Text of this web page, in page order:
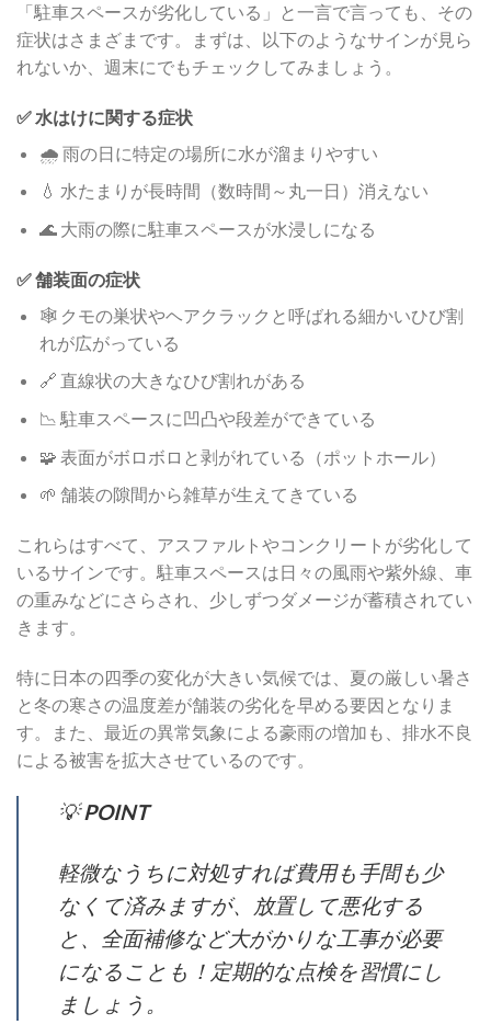
「駐車スペースが劣化している」と一言で言っても、その
症状はさまざまです。まずは、以下のようなサインが見ら
れないか、週末にでもチェックしてみましょう。
✅ 水はけに関する症状
🌧️ 雨の日に特定の場所に水が溜まりやすい
💧 水たまりが長時間（数時間～丸一日）消えない
🌊 大雨の際に駐車スペースが水浸しになる
✅ 舗装面の症状
🕸️ クモの巣状やヘアクラックと呼ばれる細かいひび割
れが広がっている
🔗 直線状の大きなひび割れがある
📉 駐車スペースに凹凸や段差ができている
🧩 表面がボロボロと剥がれている（ポットホール）
🌱 舗装の隙間から雑草が生えてきている
これらはすべて、アスファルトやコンクリートが劣化して
いるサインです。駐車スペースは日々の風雨や紫外線、車
の重みなどにさらされ、少しずつダメージが蓄積されてい
きます。
特に日本の四季の変化が大きい気候では、夏の厳しい暑さ
と冬の寒さの温度差が舗装の劣化を早める要因となりま
す。また、最近の異常気象による豪雨の増加も、排水不良
による被害を拡大させているのです。
💡POINT
軽微なうちに対処すれば費用も手間も少
なくて済みますが、放置して悪化する
と、全面補修など大がかりな工事が必要
になることも！定期的な点検を習慣にし
ましょう。